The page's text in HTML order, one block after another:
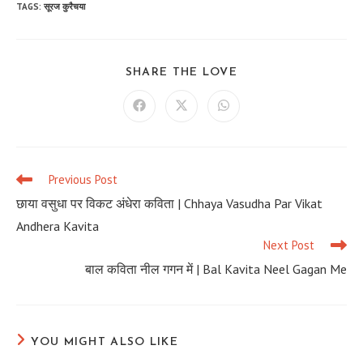
TAGS: सूरज कुरैचया
SHARE THE LOVE
Opens Opens Opens
Read
articles
Previous Post
छाया वसुधा पर विकट अंधेरा कविता | Chhaya Vasudha Par Vikat
Andhera Kavita
Next Post
बाल कविता नील गगन में | Bal Kavita Neel Gagan Me
YOU MIGHT ALSO LIKE